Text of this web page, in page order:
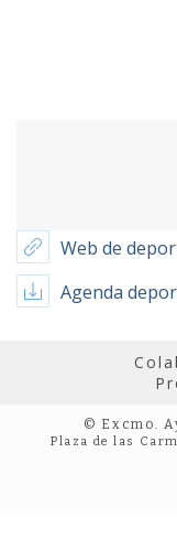
Web de
Agenda
© Excmo.
Plaza de las